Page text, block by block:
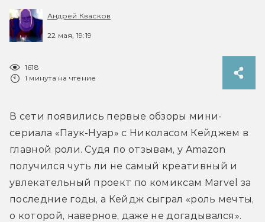
Андрей Квасков
22 мая, 19:19
1618
1 минута на чтение
В сети появились первые обзоры мини-
сериала «Паук-Нуар» с Николасом Кейджем в
главной роли. Судя по отзывам, у Amazon
получился чуть ли не самый креативный и
увлекательный проект по комиксам Marvel за
последние годы, а Кейдж сыграл «роль мечты,
о которой, наверное, даже не догадывался».